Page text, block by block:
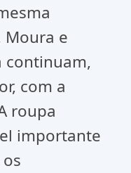
Moura e
continuam,
com a
roupa
importante